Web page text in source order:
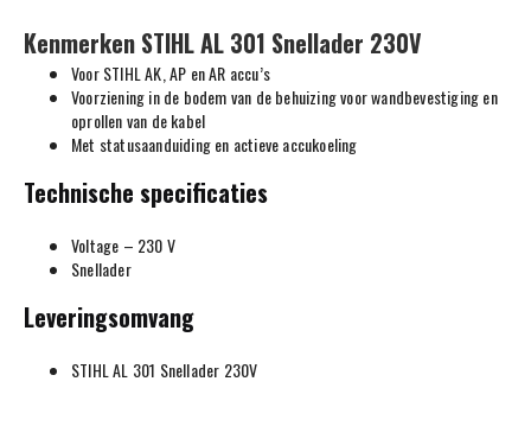
Kenmerken STIHL AL 301 Snellader 230V
Voor STIHL AK, AP en AR accu’s
Voorziening in de bodem van de behuizing voor wandbevestiging en
oprollen van de kabel
Met statusaanduiding en actieve accukoeling
Technische specificaties
Voltage – 230 V
Snellader
Leveringsomvang
STIHL AL 301 Snellader 230V